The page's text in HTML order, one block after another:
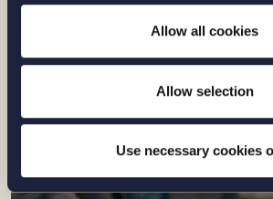
Allow all cookies
Allow selection
Use necessary cookies
försäljningen av bolagets
plattform för förnyelsebar
Euro...
Läs mer